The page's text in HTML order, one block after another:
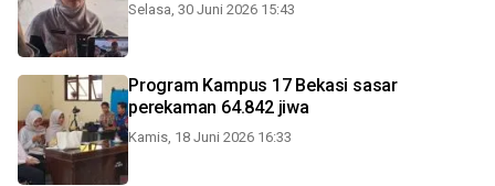
Selasa, 30 Juni 2026 15:43
Program Kampus 17 Bekasi sasar
perekaman 64.842 jiwa
Kamis, 18 Juni 2026 16:33